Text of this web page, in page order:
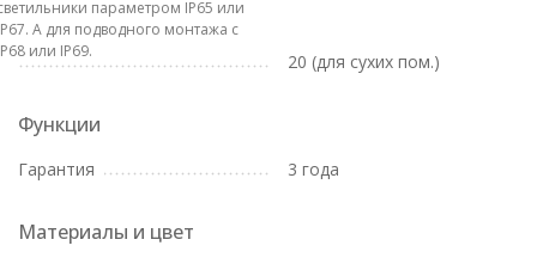
параметром IP65 или
А для подводного монтажа с
или IP69.
20 (для сухих пом.)
Функции
Гарантия 3 года
Материалы и цвет